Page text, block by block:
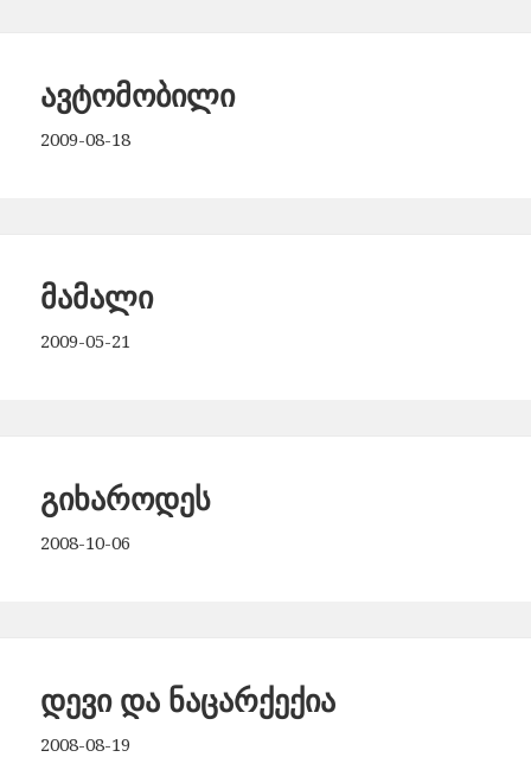
ავტომობილი
2009-08-18
მამალი
2009-05-21
გიხაროდეს
2008-10-06
დევი და ნაცარქექია
2008-08-19